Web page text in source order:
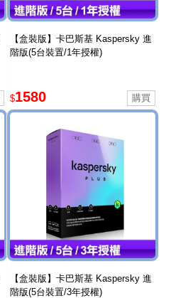
【盒裝版】卡巴斯基 Kaspersky 進
階版(5台裝置/1年授權)
$1580
【盒裝版】卡巴斯基 Kaspersky 進
階版(5台裝置/3年授權)